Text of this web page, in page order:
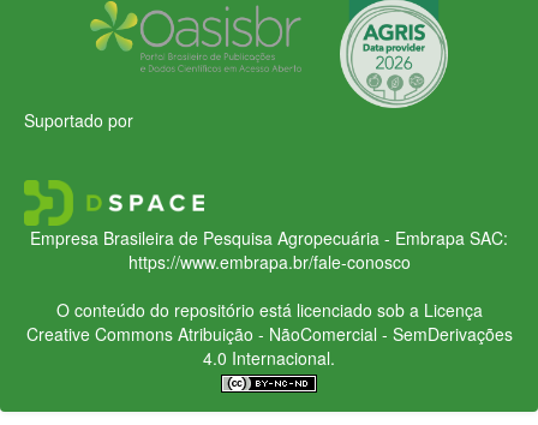
Suportado por
Empresa Brasileira de Pesquisa Agropecuária - Embrapa SAC:
https://www.embrapa.br/fale-conosco
O conteúdo do repositório está licenciado sob a Licença
Creative CommonsAtribuição - NãoComercial - SemDerivações
4.0 Internacional.